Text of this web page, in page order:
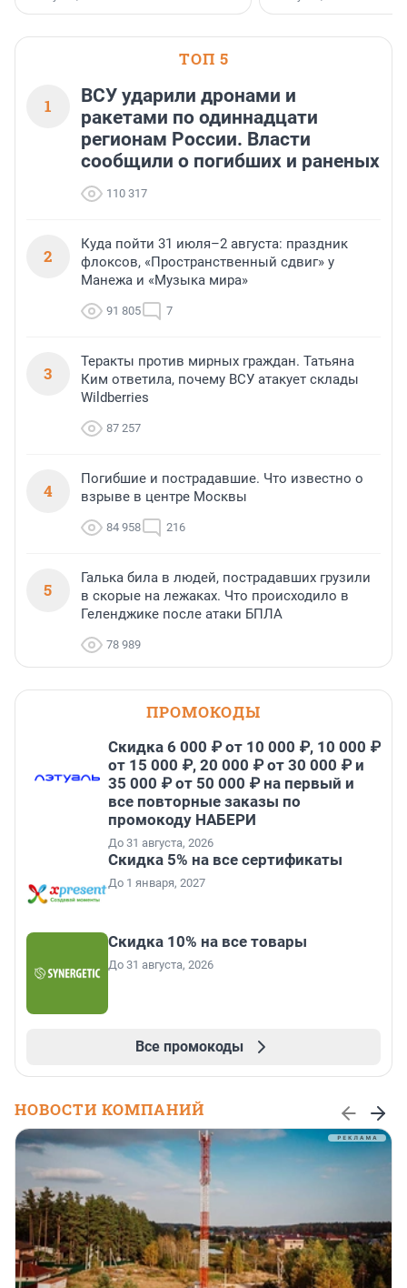
водопада.
ТОП 5
1
ВСУ ударили дронами и
ракетами по одиннадцати
регионам России. Власти
сообщили о погибших и раненых
110 317
2
Куда пойти 31 июля–2 августа: праздник
флоксов, «Пространственный сдвиг» у
Манежа и «Музыка мира»
91 805 7
3
Теракты против мирных граждан. Татьяна
Ким ответила, почему ВСУ атакует склады
Wildberries
87 257
4
Погибшие и пострадавшие. Что известно о
взрыве в центре Москвы
84 958 216
5
Галька била в людей, пострадавших грузили
в скорые на лежаках. Что происходило в
Геленджике после атаки БПЛА
78 989
ПРОМОКОДЫ
Скидка 6 000 ₽ от 10 000 ₽, 10 000 ₽
от 15 000 ₽, 20 000 ₽ от 30 000 ₽ и
35 000 ₽ от 50 000 ₽ на первый и
все повторные заказы по
промокоду НАБЕРИ
До 31 августа, 2026
Скидка 5% на все сертификаты
До 1 января, 2027
Скидка 10% на все товары
До 31 августа, 2026
Все промокоды
НОВОСТИ КОМПАНИЙ